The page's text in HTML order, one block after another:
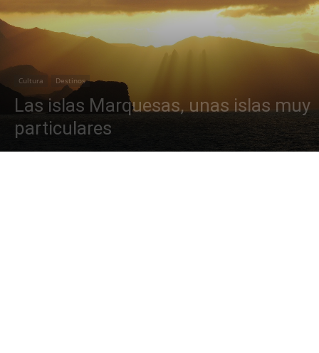
Cultura Destinos
Las islas Marquesas, unas islas muy
particulares